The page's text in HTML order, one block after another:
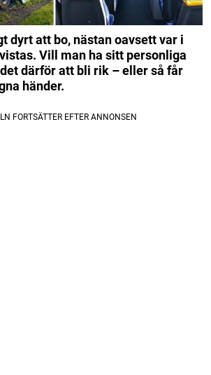
dyrt att bo, nästan oavsett var i
Vill man ha sitt personliga
därför att bli rik – eller så får
händer.